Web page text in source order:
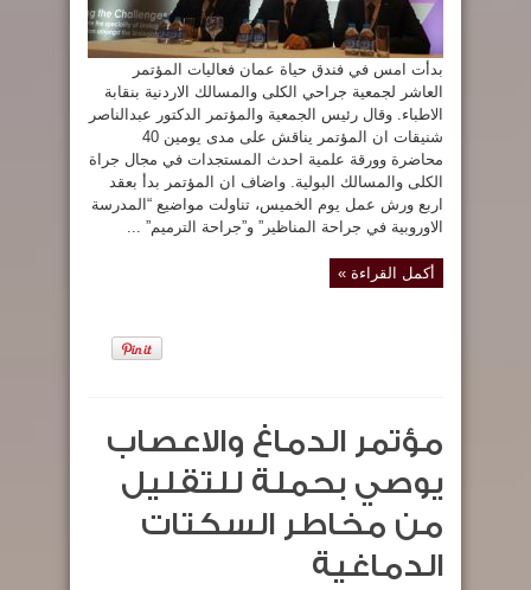
بدأت امس في فندق حياة عمان فعاليات المؤتمر
العاشر لجمعية جراحي الكلى والمسالك الاردنية بنقابة
الاطباء. وقال رئيس الجمعية والمؤتمر الدكتور عبدالناصر
شنيقات ان المؤتمر يناقش على مدى يومين 40
محاضرة وورقة علمية احدث المستجدات في مجال جراة
الكلى والمسالك البولية. واضاف ان المؤتمر بدأ بعقد
اربع ورش عمل يوم الخميس، تناولت مواضيع “المدرسة
الاوروبية في جراحة المناظير” و”جراحة الترميم” ...
أكمل القراءة »
مؤتمر الدماغ والاعصاب
يوصي بحملة للتقليل
من مخاطر السكتات
الدماغية